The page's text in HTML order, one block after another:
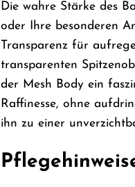
Die wahre Stärke des
oder Ihre besonderen
Transparenz für
transparenten
der Mesh Body ein
Raffinesse, ohne
ihn zu einer